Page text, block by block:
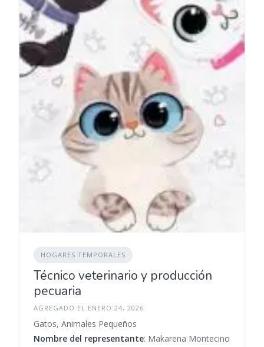
HOGARES TEMPORALES
Técnico veterinario y producción
pecuaria
AGREGADO EL ENERO 24, 2026
Gatos, Animales Pequeños
Nombre del representante: Makarena Montecino